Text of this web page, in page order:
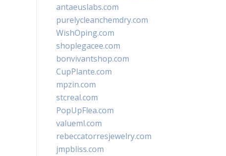
antaeuslabs.com
purelycleanchemdry.com
WishOping.com
shoplegacee.com
bonvivantshop.com
CupPlante.com
mpzin.com
stcreal.com
PopUpFlea.com
valueml.com
rebeccatorresjewelry.com
jmpbliss.com